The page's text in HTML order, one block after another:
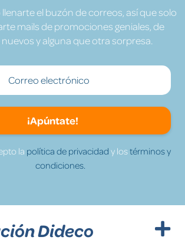
el buzón de correos, así que solo
mails de promociones geniales, de
y alguna que otra sorpresa.
¡Apúntate!
la política de privacidad y lostérminos y
condiciones.
Dideco